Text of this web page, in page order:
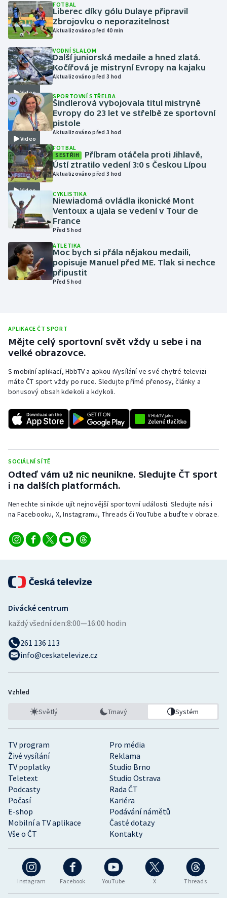
Gymnastika
Házená
Jezdectví
Judo
Krasobruslení
Lezení
Lyže a snowboard
Moderní pětiboj
Motorsport
Olympijské hry
Parasport
Plavání
Ragby
Rychlobruslení
Rychlostní kanoistika
Sportovní střelba
Stolní tenis
Triatlon
Veslování
Volejbal
FOTBAL
Liberec díky gólu Dulaye připravil
Zbrojovku o neporazitelnost
Aktualizováno před 40 min
Video
VODNÍ SLALOM
Další juniorská medaile a hned zlatá.
Kočířová je mistryní Evropy na kajaku
Aktualizováno před 3 hod
Video
SPORTOVNÍ STŘELBA
Šindlerová vybojovala titul mistryně
Evropy do 23 let ve střelbě ze sportovní
pistole
Aktualizováno před 3 hod
Video
FOTBAL
SESTŘIH
Příbram otáčela proti Jihlavě,
Ústí ztratilo vedení 3:0 s Českou Lípou
Aktualizováno před 3 hod
CYKLISTIKA
Niewiadomá ovládla ikonické Mont
Ventoux a ujala se vedení v Tour de
France
Před 5 hod
ATLETIKA
Moc bych si přála nějakou medaili,
popisuje Manuel před ME. Tlak si nechce
připustit
Před 5 hod
APLIKACE ČT SPORT
Mějte celý sportovní svět vždy u sebe i na
velké obrazovce.
S mobilní aplikací, HbbTV a apkou iVysílání ve své chytré televizi
máte ČT sport vždy po ruce. Sledujte přímé přenosy, články a
bonusový obsah kdekoli a kdykoli.
SOCIÁLNÍ SÍTĚ
Odteď vám už nic neunikne. Sledujte ČT sport
i na dalších platformách.
Nenechte si nikde ujít nejnovější sportovní události. Sledujte nás i
na Facebooku, X, Instagramu, Threads či YouTube a buďte v obraze.
Instagram Facebook YouTube X Threads
TV program
Pro média
Živé vysílání
Reklama
TV poplatky
Studio Brno
Teletext
Studio Ostrava
Podcasty
Rada ČT
Počasí
Kariéra
E-shop
Podávání námětů
Mobilní a TV aplikace
Časté dotazy
Vše o ČT
Kontakty
Divácké centrum
každý všední den:8:00—16:00 hodin
261 136 113
info@ceskatelevize.cz
Vzhled
Světlý Tmavý Systém